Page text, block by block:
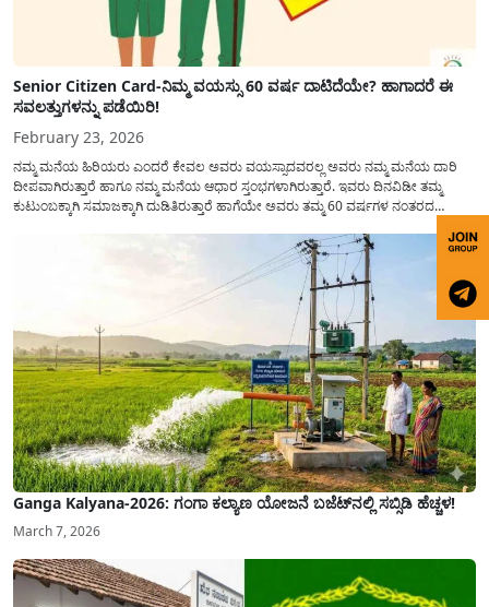
Senior Citizen Card-ನಿಮ್ಮ ವಯಸ್ಸು 60 ವರ್ಷ ದಾಟಿದೆಯೇ? ಹಾಗಾದರೆ ಈ
ಸವಲತ್ತುಗಳನ್ನು ಪಡೆಯಿರಿ!
February 23, 2026
ನಮ್ಮ ಮನೆಯ ಹಿರಿಯರು ಎಂದರೆ ಕೇವಲ ಅವರು ವಯಸ್ಸಾದವರಲ್ಲ ಅವರು ನಮ್ಮ ಮನೆಯ ದಾರಿ
ದೀಪವಾಗಿರುತ್ತಾರೆ ಹಾಗೂ ನಮ್ಮ ಮನೆಯ ಆಧಾರ ಸ್ತಂಭಗಳಾಗಿರುತ್ತಾರೆ. ಇವರು ದಿನವಿಡೀ ತಮ್ಮ
ಕುಟುಂಬಕ್ಕಾಗಿ ಸಮಾಜಕ್ಕಾಗಿ ದುಡಿತಿರುತ್ತಾರೆ ಹಾಗೆಯೇ ಅವರು ತಮ್ಮ 60 ವರ್ಷಗಳ ನಂತರದ
Ganga Kalyana-2026: ಗಂಗಾ ಕಲ್ಯಾಣ ಯೋಜನೆ ಬಜೆಟ್‌ನಲ್ಲಿ ಸಬ್ಸಿಡಿ ಹೆಚ್ಚಳ!
March 7, 2026